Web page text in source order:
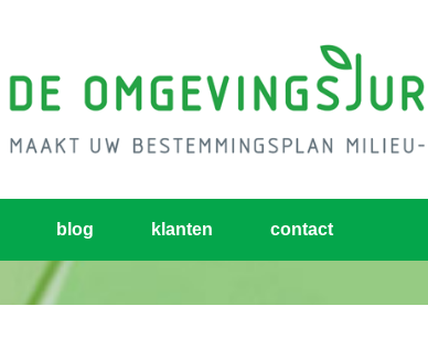
blog klanten contact